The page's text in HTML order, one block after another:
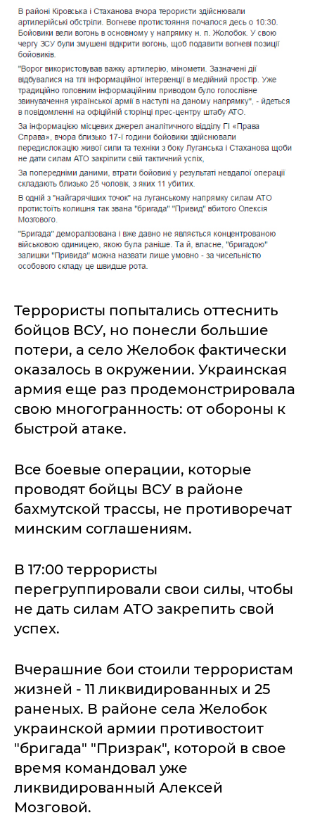
Террористы попытались оттеснить
бойцов ВСУ, но понесли большие
потери, а село Желобок фактически
оказалось в окружении. Украинская
армия еще раз продемонстрировала
свою многогранность: от обороны к
быстрой атаке.
Все боевые операции, которые
проводят бойцы ВСУ в районе
бахмутской трассы, не противоречат
минским соглашениям.
В 17:00 террористы
перегруппировали свои силы, чтобы
не дать силам АТО закрепить свой
успех.
Вчерашние бои стоили террористам
жизней - 11 ликвидированных и 25
раненых. В районе села Желобок
украинской армии противостоит
"бригада" "Призрак", которой в свое
время командовал уже
ликвидированный Алексей
Мозговой.